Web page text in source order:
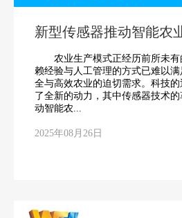
新型传感器推动智能农
农业生产模式正经历前所未有
赖经验与人工管理的方式已难以
全与高效农业的迫切需求。科技
了全新的动力，其中传感器技术
动智能农...
2025年08月26日